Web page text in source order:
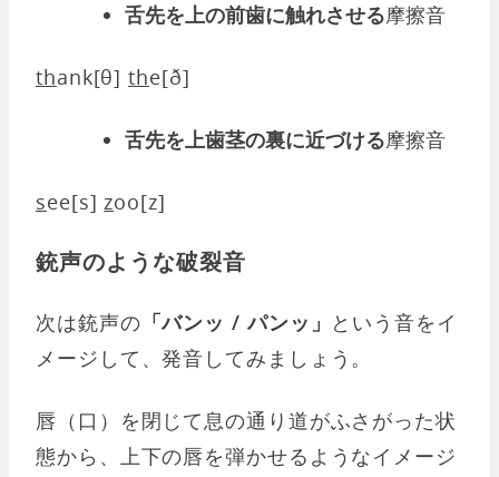
舌先を上の前歯に触れさせる摩擦音
thank[θ]the[ð]
舌先を上歯茎の裏に近づける摩擦音
see[s]zoo[z]
銃声のような破裂音
次は銃声の 「バンッ / パンッ」 という音をイ
メージして、発音してみましょう。
唇（口）を閉じて息の通り道がふさがった状
態から、上下の唇を弾かせるようなイメージ